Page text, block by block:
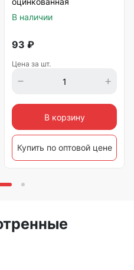
В наличии
93 ₽
Цена за шт.
В корзину
Купить по оптовой цене